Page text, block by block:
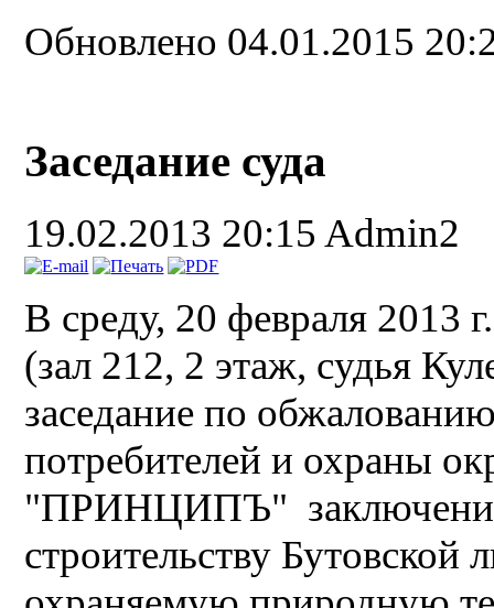
Обновлено 04.01.2015
Заседание суда
19.02.2013 20:15 Admin2
В среду, 20 февраля 2013
(зал 212, 2 этаж, судья
заседание по
потребителей и охраны
"ПРИНЦИПЪ" заключения
строительству